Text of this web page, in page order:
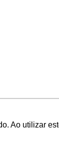
Ao utilizar